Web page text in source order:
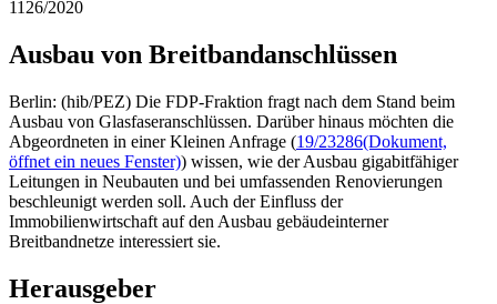
1126/2020
Ausbau von Breitbandanschlüssen
Berlin: (hib/PEZ) Die FDP-Fraktion fragt nach dem Stand beim
Ausbau von Glasfaseranschlüssen. Darüber hinaus möchten die
Abgeordneten in einer Kleinen Anfrage (19/23286(Dokument,
öffnet ein neues Fenster)) wissen, wie der Ausbau gigabitfähiger
Leitungen in Neubauten und bei umfassenden Renovierungen
beschleunigt werden soll. Auch der Einfluss der
Immobilienwirtschaft auf den Ausbau gebäudeinterner
Breitbandnetze interessiert sie.
Herausgeber